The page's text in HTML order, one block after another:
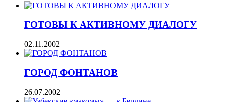
ГОТОВЫ К АКТИВНОМУ ДИАЛОГУ
02.11.2002
ГОРОД ФОНТАНОВ
26.07.2002